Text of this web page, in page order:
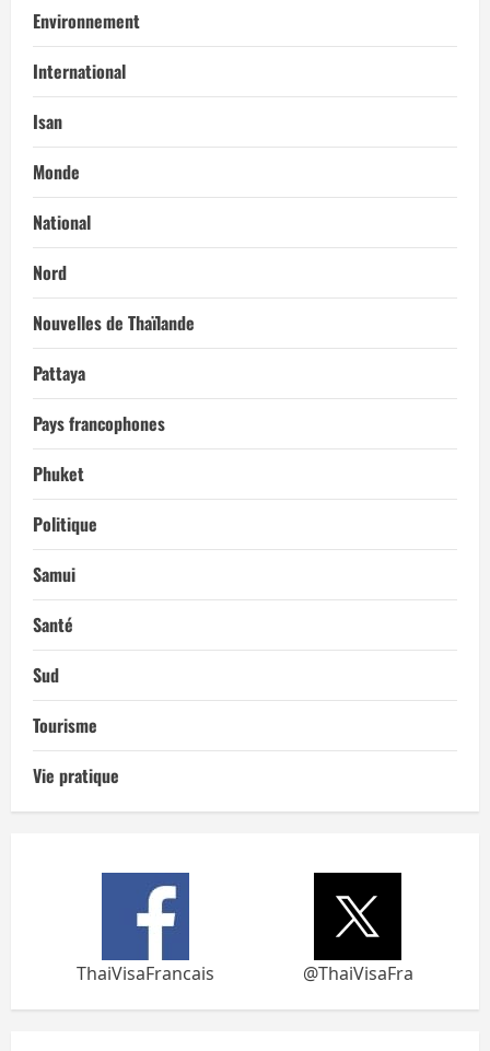
Environnement
International
Isan
Monde
National
Nord
Nouvelles de Thaïlande
Pattaya
Pays francophones
Phuket
Politique
Samui
Santé
Sud
Tourisme
Vie pratique
ThaiVisaFrancais @ThaiVisaFra